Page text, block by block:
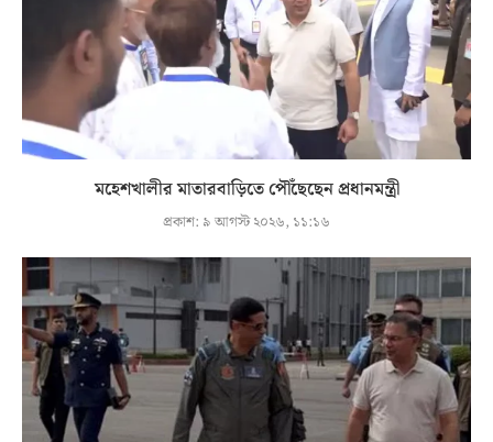
মহেশখালীর মাতারবাড়িতে পৌঁছেছেন প্রধানমন্ত্রী
প্রকাশ: ৯ আগস্ট ২০২৬, ১১:১৬